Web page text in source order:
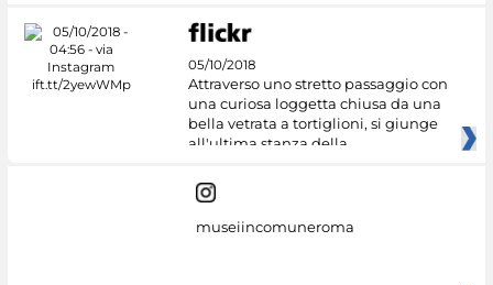
05/10/2018
Attraverso uno stretto passaggio con
una curiosa loggetta chiusa da una
bella vetrata a tortiglioni, si giunge
all'ultima stanza della
museiincomuneroma